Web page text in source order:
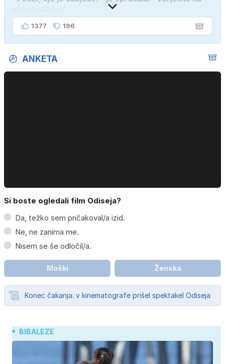
1377 196
ANKETA
Si boste ogledali film Odiseja?
Da, težko sem pričakoval/a izid.
Ne, ne zanima me.
Nisem se še odločil/a.
Moški Ženska
Konec čakanja: v kinematografe prišel spektakel Odiseja
BIBALEZE